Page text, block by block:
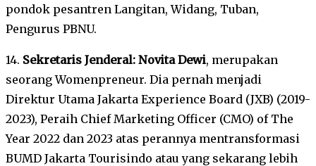
pondok pesantren Langitan, Widang, Tuban,
Pengurus PBNU.
14. Sekretaris Jenderal: Novita Dewi, merupakan
seorang Womenpreneur. Dia pernah menjadi
Direktur Utama Jakarta Experience Board (JXB) (2019-
2023), Peraih Chief Marketing Officer (CMO) of The
Year 2022 dan 2023 atas perannya mentransformasi
BUMD Jakarta Tourisindo atau yang sekarang lebih